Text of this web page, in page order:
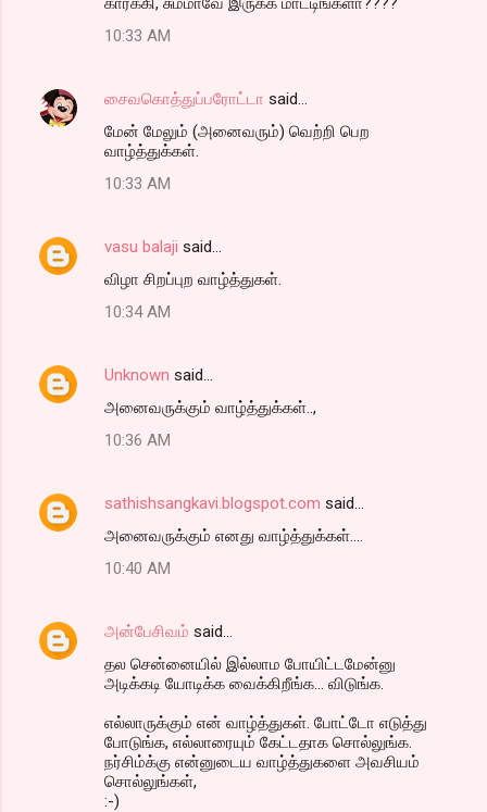
10:33 AM
சைவகொத்துப்பரோட்டா said…
மேன் மேலும் (அனைவரும்) வெற்றி பெற
வாழ்த்துக்கள்.
10:33 AM
vasu balaji said…
விழா சிறப்புற வாழ்த்துகள்.
10:34 AM
Unknown said…
அனைவருக்கும் வாழ்த்துக்கள்..,
10:36 AM
sathishsangkavi.blogspot.com said…
அனைவருக்கும் எனது வாழ்த்துக்கள்....
10:40 AM
அன்பேசிவம் said…
தல சென்னையில் இல்லாம போயிட்டமேன்னு
அடிக்கடி யோடிக்க வைக்கிறீங்க... விடுங்க.
எல்லாருக்கும் என் வாழ்த்துகள். போட்டோ எடுத்து
போடுங்க, எல்லாரையும் கேட்டதாக சொல்லுங்க.
நர்சிம்க்கு என்னுடைய வாழ்த்துகளை அவசியம்
சொல்லுங்கள்,
:-)